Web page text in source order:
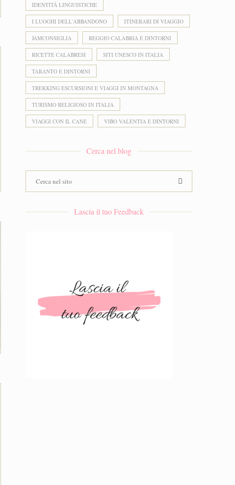
IDENTITÀ LINGUISTICHE
I LUOGHI DELL'ABBANDONO ITINERARI DI VIAGGIO
JAMCONSIGLIA REGGIO CALABRIA E DINTORNI
RICETTE CALABRESI SITI UNESCO IN ITALIA
TARANTO E DINTORNI
TREKKING ESCURSIONI E VIAGGI IN MONTAGNA
TURISMO RELIGIOSO IN ITALIA
VIAGGI CON IL CANE VIBO VALENTIA E DINTORNI
Cerca nel blog
Lascia il tuo Feedback